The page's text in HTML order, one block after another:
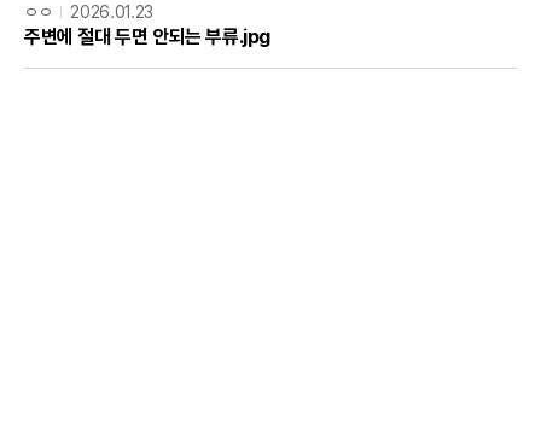
ㅇㅇ 2026.01.23
주변에 절대 두면 안되는 부류.jpg